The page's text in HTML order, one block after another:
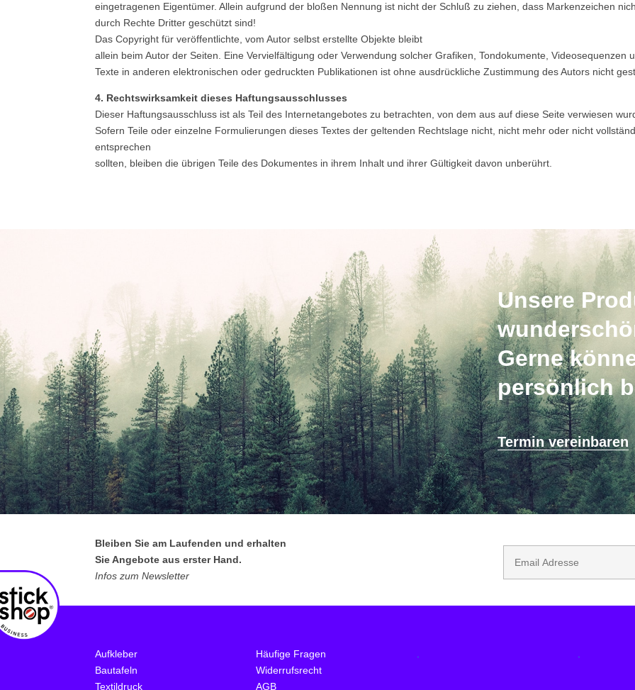
eingetragenen Eigentümer. Allein aufgrund der bloßen Nennung ist nicht der Schluß zu ziehen, dass Markenzeichen
durch Rechte Dritter geschützt sind!
Das Copyright für veröffentlichte, vom Autor selbst erstellte Objekte bleibt
allein beim Autor der Seiten. Eine Vervielfältigung oder Verwendung solcher Grafiken, Tondokumente, Videosequenzen
Texte in anderen elektronischen oder gedruckten Publikationen ist ohne ausdrückliche Zustimmung des Autors nicht
4. Rechtswirksamkeit dieses Haftungsausschlusses
Dieser Haftungsausschluss ist als Teil des Internetangebotes zu betrachten, von dem aus auf diese Seite verwiesen
Sofern Teile oder einzelne Formulierungen dieses Textes der geltenden Rechtslage nicht, nicht mehr oder nicht
entsprechen
sollten, bleiben die übrigen Teile des Dokumentes in ihrem Inhalt und ihrer Gültigkeit davon unberührt.
Unsere
Gerne
persönlich
Termin vereinbaren
Bleiben Sie am Laufenden und erhalten
Sie Angebote aus erster Hand.
Infos zum Newsletter
Aufkleber
Bautafeln
Textildruck
Häufige Fragen
Widerrufsrecht
AGB